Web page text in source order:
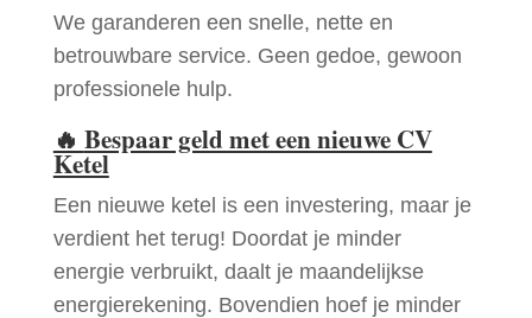
We garanderen een snelle, nette en
betrouwbare service. Geen gedoe, gewoon
professionele hulp.
🔥 Bespaar geld met een nieuwe CV
Ketel
Een nieuwe ketel is een investering, maar je
verdient het terug! Doordat je minder
energie verbruikt, daalt je maandelijkse
energierekening. Bovendien hoef je minder